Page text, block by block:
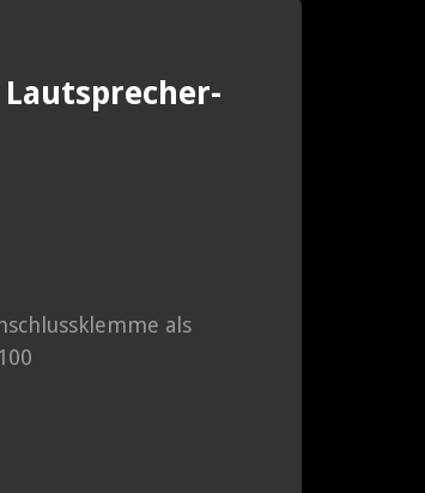
Lautsprecher-
als